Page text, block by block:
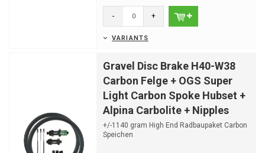
- +
VARIANTS
Gravel Disc Brake H40-W38
Carbon Felge + OGS Super
Light Carbon Spoke Hubset +
Alpina Carbolite + Nipples
+/-1140 gram High End Radbaupaket Carbon
Speichen